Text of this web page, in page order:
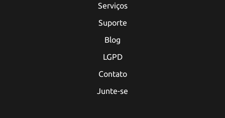
Serviços
Suporte
Blog
LGPD
Contato
Junte-se